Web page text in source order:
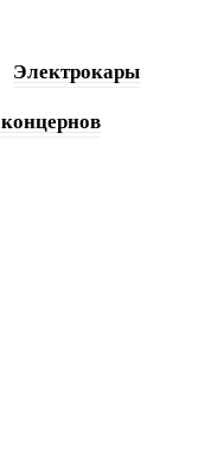
Электрокары